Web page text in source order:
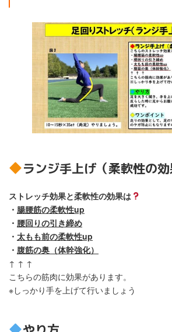
ランジ手上げ（柔軟性の効
ストレッチ効果と柔軟性の効果は
・ 腸腰筋の柔軟性up
・ 腰回りの引き締め
・ 太もも前の柔軟性up
・ 腹筋の奥（体幹強化）
↑ ↑ ↑
こちらの筋肉に効果があります。
※しっかり手を上げて行いましょう